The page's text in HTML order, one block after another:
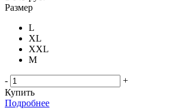
Размер
L
XL
XXL
М
-
+
Купить
Подробнее